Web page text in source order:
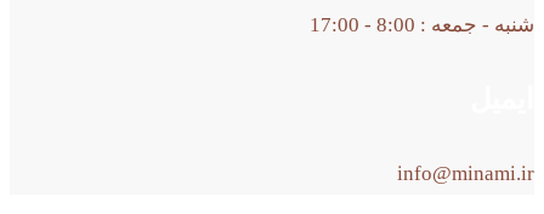
شنبه - جمعه : 8:00 - 17:00
info@minami.ir